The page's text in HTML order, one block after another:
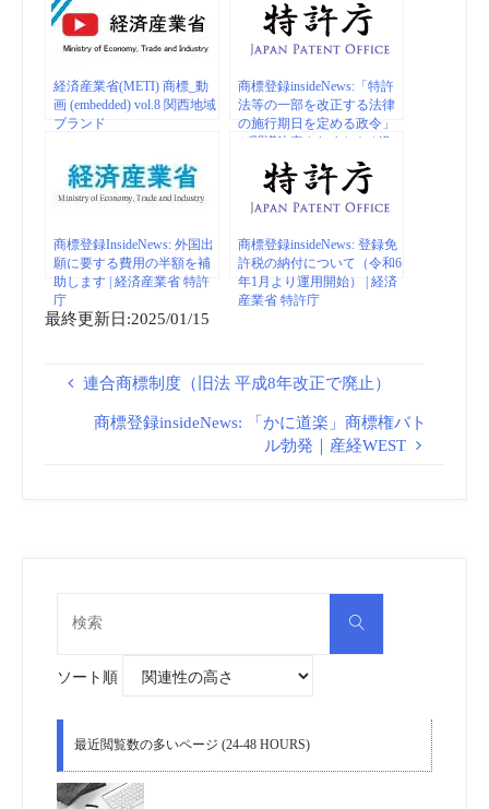
経済産業省(METI) 商標_動
画 (embedded) vol.8 関西地域
ブランド
商標登録insideNews:「特許
法等の一部を改正する法律
の施行期日を定める政令」
が閣議決定されました | 経
済産業省
商標登録InsideNews: 外国出
願に要する費用の半額を補
助します | 経済産業省 特許
庁
商標登録insideNews: 登録免
許税の納付について（令和6
年1月より運用開始） | 経済
産業省 特許庁
最終更新日:2025/01/15
連合商標制度（旧法 平成8年改正で廃止）
商標登録insideNews: 「かに道楽」商標権バト
ル勃発｜産経WEST
検
ソート順
最近閲覧数の多いページ (24-48 HOURS)